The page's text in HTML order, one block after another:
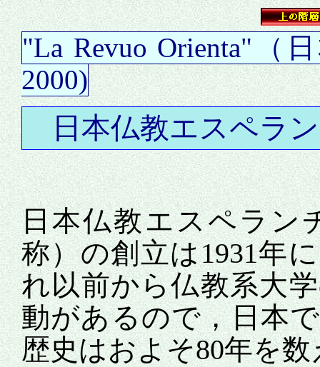
"La Revuo Orienta"（
2000)
日本仏教エスペラ
日本仏教エスペラン
称）の創立は1931年
れ以前から仏教系大
動があるので，日本
歴史はおよそ80年を数